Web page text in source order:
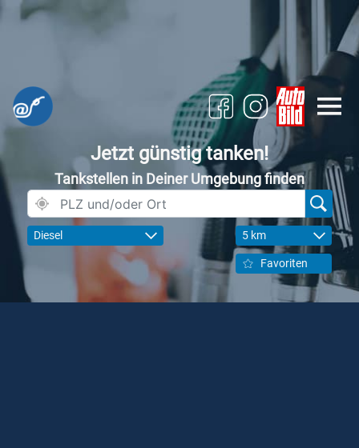
Jetzt günstig tanken!
Tankstellen in Deiner Umgebung finden
Diesel 5 km
Favoriten